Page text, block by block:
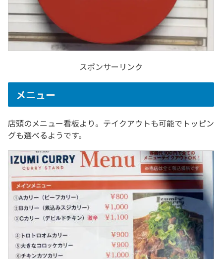
スポンサーリンク
メニュー
店頭のメニュー看板より。テイクアウトも可能でトッピン
グも選べるようです。